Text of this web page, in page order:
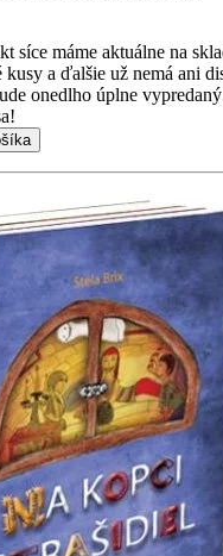
síce máme aktuálne na
kusy a ďalšie už nemá ani
onedlho úplne